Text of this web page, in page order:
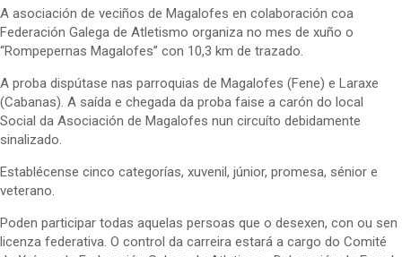
A asociación de veciños de Magalofes en colaboración coa
Federación Galega de Atletismo organiza no mes de xuño o
“Rompepernas Magalofes” con 10,3 km de trazado.
A proba dispútase nas parroquias de Magalofes (Fene) e Laraxe
(Cabanas). A saída e chegada da proba faise a carón do local
Social da Asociación de Magalofes nun circuíto debidamente
sinalizado.
Establécense cinco categorías, xuvenil, júnior, promesa, sénior e
veterano.
Poden participar todas aquelas persoas que o desexen, con ou sen
licenza federativa. O control da carreira estará a cargo do Comité